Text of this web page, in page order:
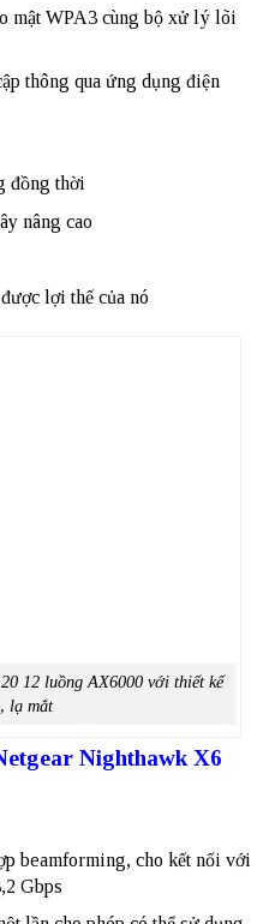
mật WPA3 cùng bộ xử lý lõi
thông qua ứng dụng điện
đồng thời
nâng cao
lợi thế của nó
12 luồng AX6000 với thiết kế
lạ mắt
Nighthawk X6
beamforming, cho kết nối với
Gbps